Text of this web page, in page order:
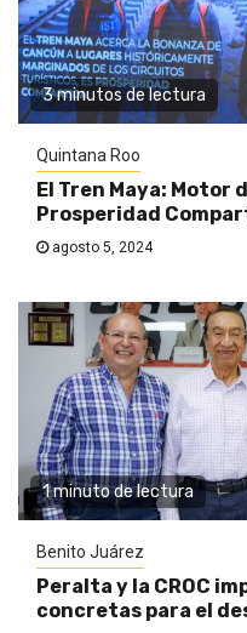
3 minutos de lectura
Quintana Roo
El Tren Maya: Motor
Prosperidad
agosto 5, 2024
1 minuto de lectura
Benito Juárez
Peralta y la CROC
concretas para el